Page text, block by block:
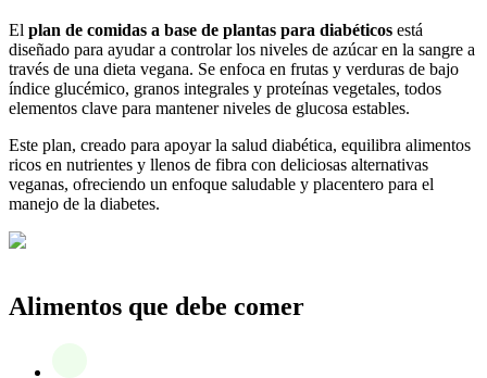
El plan de comidas a base de plantas para diabéticos está
diseñado para ayudar a controlar los niveles de azúcar en la sangre a
través de una dieta vegana. Se enfoca en frutas y verduras de bajo
índice glucémico, granos integrales y proteínas vegetales, todos
elementos clave para mantener niveles de glucosa estables.
Este plan, creado para apoyar la salud diabética, equilibra alimentos
ricos en nutrientes y llenos de fibra con deliciosas alternativas
veganas, ofreciendo un enfoque saludable y placentero para el
manejo de la diabetes.
Alimentos que debe comer